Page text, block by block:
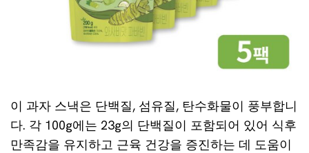
이 과자 스낵은 단백질, 섬유질, 탄수화물이 풍부합니
다. 각 100g에는 23g의 단백질이 포함되어 있어 식후
만족감을 유지하고 근육 건강을 증진하는 데 도움이